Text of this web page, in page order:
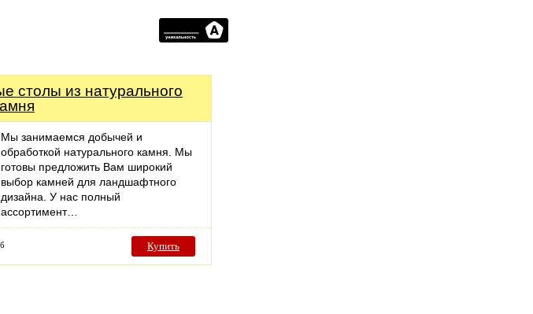
столы из натурального
Мы занимаемся добычей и
обработкой натурального камня. Мы
готовы предложить Вам широкий
выбор камней для ландшафтного
дизайна. У нас полный
ассортимент…
Купить